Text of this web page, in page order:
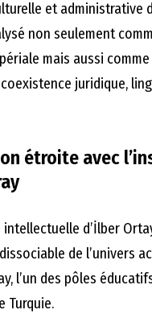
et administrative
non seulement
mais aussi
juridique,
étroite avec
d’İlber
de l’univers
l’un des pôles
Turquie.